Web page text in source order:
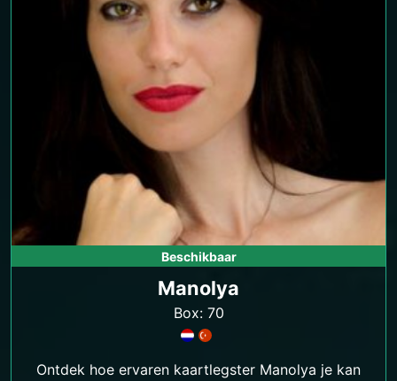
Beschikbaar
Manolya
Box: 70
Ontdek hoe ervaren kaartlegster Manolya je kan